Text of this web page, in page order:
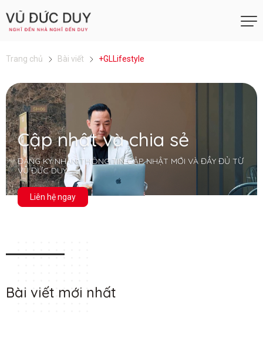
Trang chủ Bài viết +GLLifestyle
Cập nhật và chia sẻ
ĐĂNG KÝ NHẬN THÔNG TIN CẬP NHẬT MỚI VÀ ĐẦY ĐỦ TỪ
VŨ ĐỨC DUY
Liên hệ ngay
Bài viết mới nhất